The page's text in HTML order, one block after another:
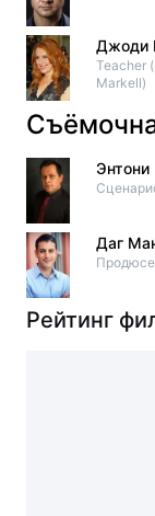
Джоди
Teacher
Markell)
Энтони
Даг
Рейтинг